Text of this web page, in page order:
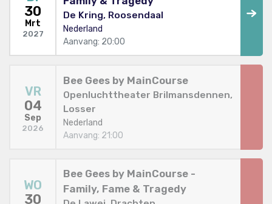
30
Mrt
2027
De Kring, Roosendaal
Nederland
Aanvang: 20:00
VR
04
Sep
2026
Bee Gees by MainCourse
Openluchttheater Brilmansdennen,
Losser
Nederland
Aanvang: 21:00
WO
30
Bee Gees by MainCourse -
Family, Fame & Tragedy